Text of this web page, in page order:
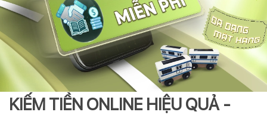
KIẾM TIỀN ONLINE HIỆU QUẢ -